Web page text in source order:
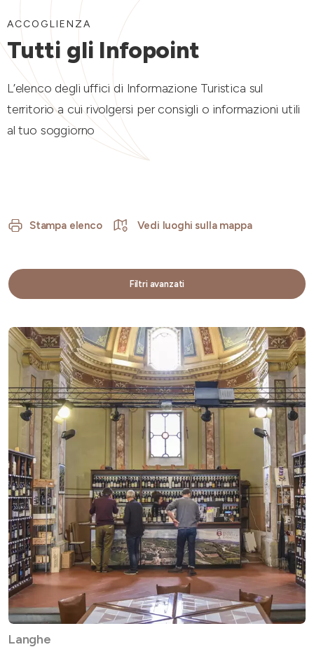
ACCOGLIENZA
Tutti gli Infopoint
L’elenco degli uffici di Informazione Turistica sul
territorio a cui rivolgersi per consigli o informazioni utili
al tuo soggiorno
Stampa elenco Vedi luoghi sulla mappa
Filtri avanzati
Langhe